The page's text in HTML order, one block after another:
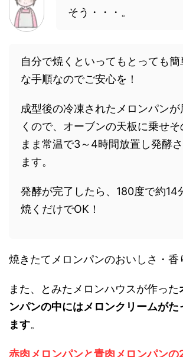
そう・・・。
自分で焼くといってもとっても簡
な手順なのでご安心を！
成型後の冷凍されたメロンパンが
くので、オーブンの天板に乗せそ
まま常温で3～4時間放置し発酵
ます。
発酵が完了したら、180度で約14
焼くだけでOK！
焼きたてメロンパンのおいしさ・香
また、とみたメロンハウスが作った
ンパンの中にはメロンクリームがた
ます。
赤肉メロンパンと青肉メロンパンの